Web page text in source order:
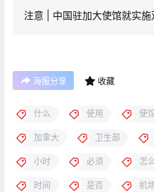
注意 | 中国驻加大使馆就实
海报分享 收藏
什么 使用 使
加拿大 卫生部
小时 必须 怎
时间 是否 机